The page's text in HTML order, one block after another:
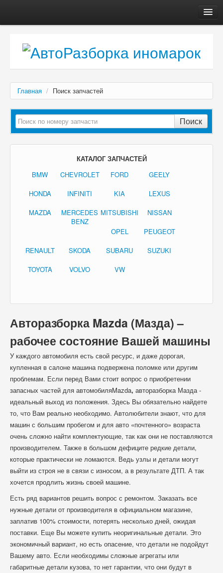
Автосервис
Как купить
Контакты
Главная / Поиск запчастей
Поиск
КАТАЛОГ ЗАПЧАСТЕЙ
BMW
CHEVROLET FORD
GEELY
HONDA
INFINITI KIA
LEXUS
MAZDA
MERCEDES
BENZ
MITSUBISHI
NISSAN
OPEL
PEUGEOT
RENAULT
SKODA SUBARU
SUZUKI
TOYOTA
VOLVO VW
Авторазборка Mazda (Мазда) –
рабочее состояние Вашей машины
У каждого автомобиля есть свой ресурс, и даже дорогая,
купленная в салоне машина подвержена поломке или другим
проблемам. Если перед Вами стоит вопрос о приобретении
запасных частей для автомобиляMazda, авторазборка Мазда -
идеальный выход из положения. Здесь Вы обязательно найдете
то, что Вам реально необходимо. Автолюбители знают, что для
машин с большим пробегом и для авто «почтенного» возраста
очень сложно найти комплектующие, так как они не поставляются
производителем. Также в большом дефиците редкие детали,
которые практически не ломаются. Ведь узлы и детали могут
выйти из строя не в связи с износом, а в результате ДТП. А так
хочется продлить жизнь своей машине.
Есть ряд вариантов решить вопрос с ремонтом. Заказать все
нужные детали от производителя в официальном магазине,
заплатив 100% стоимости, потерять несколько дней, ожидая
поставки. Еще Вы можете купить неоригинальные детали. Это
экономичный вариант, но есть опасение, что детали не подойдут
Вашему авто. Если необходимы сложные агрегаты или
габаритные детали кузова, то нет гарантии, что они будут в